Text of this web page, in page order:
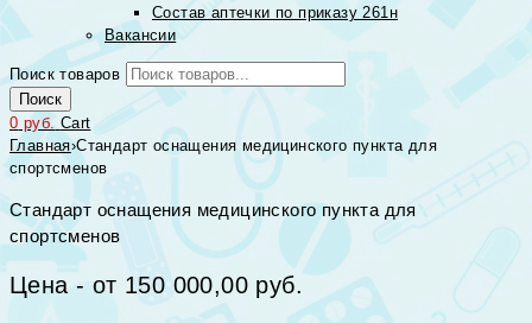
Состав аптечки по приказу 261н
Вакансии
Поиск товаров
Поиск
0 руб. Cart
Главная›Стандарт оснащения медицинского пункта для
спортсменов
Стандарт оснащения медицинского пункта для
спортсменов
Цена - от 150 000,00 руб.